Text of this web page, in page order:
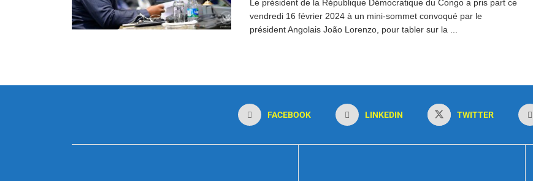
Le président de la République Démocratique du Congo a pris part ce
vendredi 16 février 2024 à un mini-sommet convoqué par le
président Angolais João Lorenzo, pour tabler sur la ...
FACEBOOK LINKEDIN TWITTER